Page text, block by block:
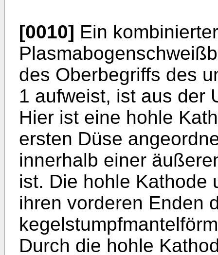
[0010] Ein
des Oberbegriffs des
1 aufweist, ist aus der
Hier ist eine hohle
ersten Düse
innerhalb einer
ist. Die hohle Kathode
ihren vorderen Enden
Durch die hohle